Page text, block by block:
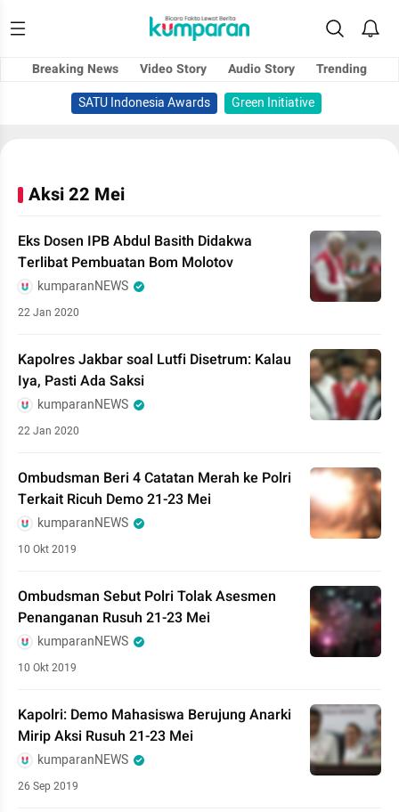
Breaking News Video Story Audio Story
Trending
SATU Indonesia Awards
Green Initiative
Aksi 22 Mei
Eks Dosen IPB Abdul Basith Didakwa
Terlibat Pembuatan Bom Molotov
kumparanNEWS
22 Jan 2020
Kapolres Jakbar soal Lutfi Disetrum: Kalau
Iya, Pasti Ada Saksi
kumparanNEWS
22 Jan 2020
Ombudsman Beri 4 Catatan Merah ke Polri
Terkait Ricuh Demo 21-23 Mei
kumparanNEWS
10 Okt 2019
Ombudsman Sebut Polri Tolak Asesmen
Penanganan Rusuh 21-23 Mei
kumparanNEWS
10 Okt 2019
Kapolri: Demo Mahasiswa Berujung Anarki
Mirip Aksi Rusuh 21-23 Mei
kumparanNEWS
26 Sep 2019